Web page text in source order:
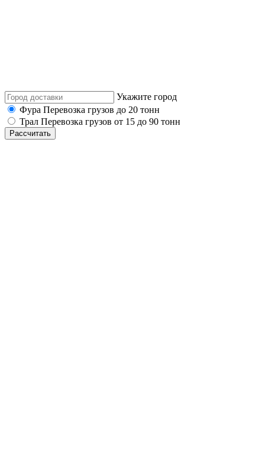
Укажите город
Фура Перевозка грузов до 20 тонн
Трал Перевозка грузов от 15 до 90 тонн
Рассчитать